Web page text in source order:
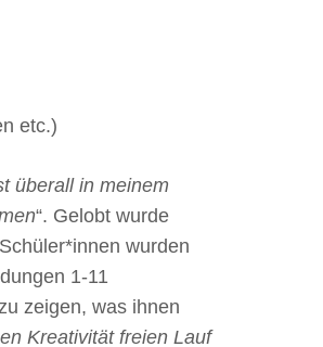
etc.)
überall in meinem
“. Gelobt wurde
wurden
1-11
zeigen, was ihnen
Kreativität freien Lauf